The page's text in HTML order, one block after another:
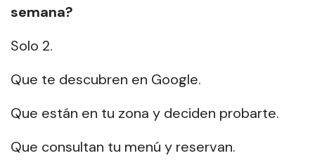
semana?
Solo 2.
Que te descubren en Google.
Que están en tu zona y deciden probarte.
Que consultan tu menú y reservan.